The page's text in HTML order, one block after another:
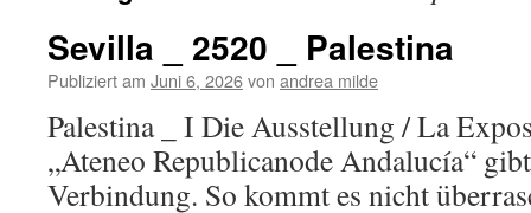
Sevilla _ 2520 _ Palestina
Publiziert am Juni 6, 2026von andrea milde
Palestina _ I Die Ausstellung / La
„Ateneo Republicanode Andalucía“
Verbindung. So kommt es nicht